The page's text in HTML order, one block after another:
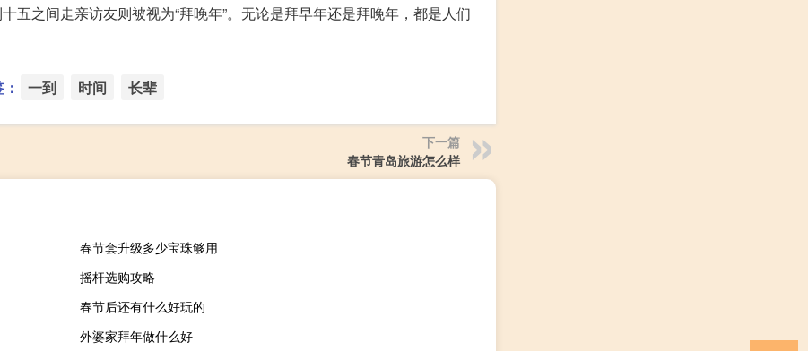
五之间走亲访友则被视为“拜晚年”。无论是拜早年还是拜晚年，都是人们
一到 时间 长辈
下一篇
春节青岛旅游怎么样
春节套升级多少宝珠够用
摇杆选购攻略
春节后还有什么好玩的
外婆家拜年做什么好